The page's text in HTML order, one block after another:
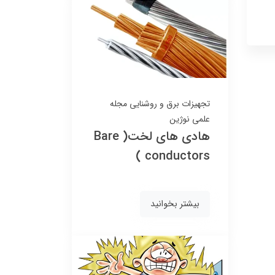
تجهیزات برق و روشنایی مجله
علمی نوژین
هادی های لخت( Bare
conductors )
بیشتر بخوانید